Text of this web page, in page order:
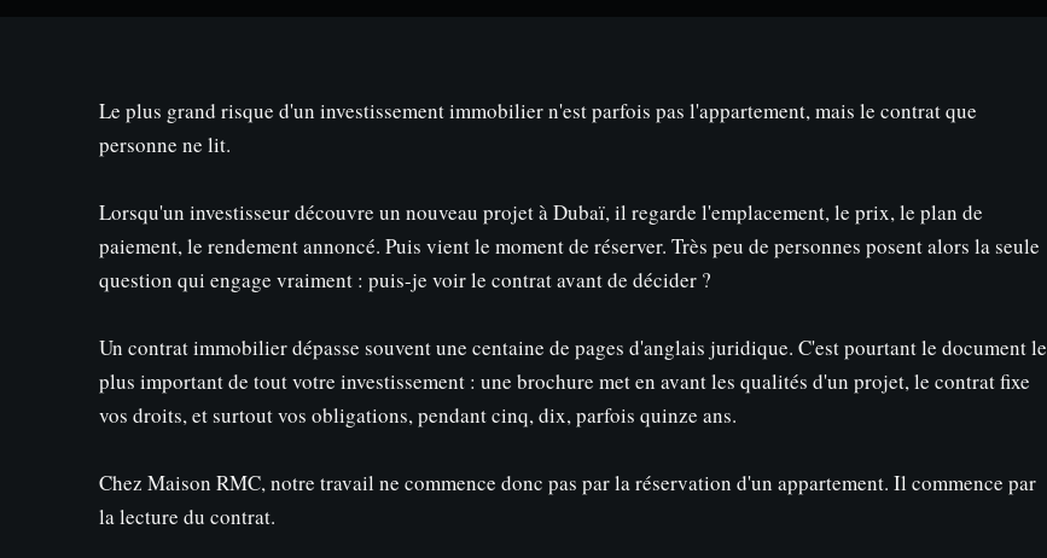
Le plus grand risque d'un investissement immobilier n'est parfois pas l'appartement, mais le contrat que
personne ne lit.
Lorsqu'un investisseur découvre un nouveau projet à Dubaï, il regarde l'emplacement, le prix, le plan de
paiement, le rendement annoncé. Puis vient le moment de réserver. Très peu de personnes posent alors la seule
question qui engage vraiment : puis-je voir le contrat avant de décider ?
Un contrat immobilier dépasse souvent une centaine de pages d'anglais juridique. C'est pourtant le document le
plus important de tout votre investissement : une brochure met en avant les qualités d'un projet, le contrat fixe
vos droits, et surtout vos obligations, pendant cinq, dix, parfois quinze ans.
Chez Maison RMC, notre travail ne commence donc pas par la réservation d'un appartement. Il commence par
la lecture du contrat.